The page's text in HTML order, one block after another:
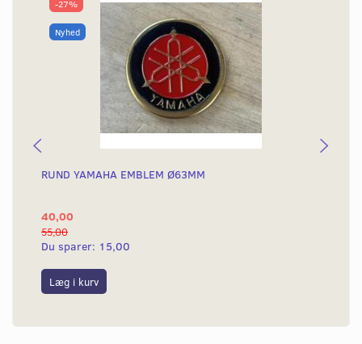
-27%
Nyhed
RUND YAMAHA EMBLEM Ø63MM
40,00
55,00
Du sparer: 15,00
Læg i kurv